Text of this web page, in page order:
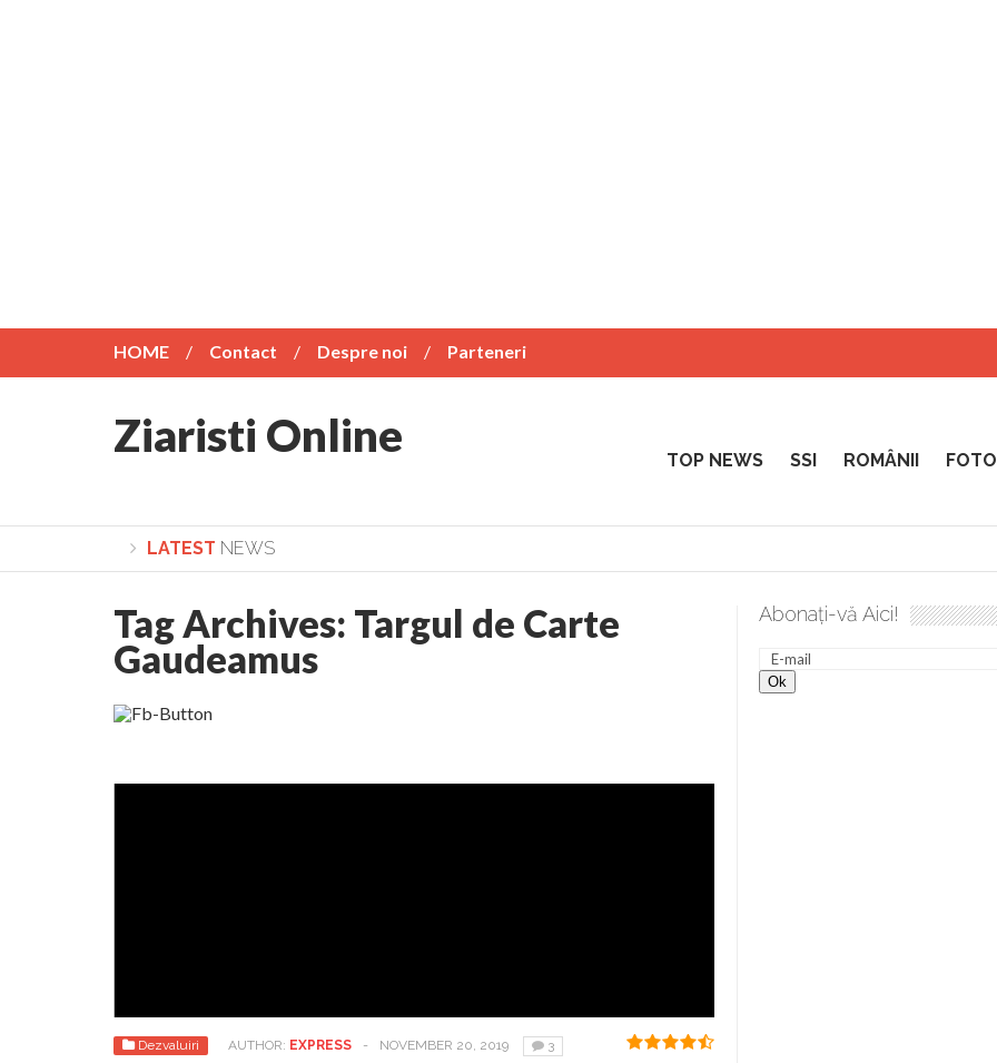
HOME Contact Despre noi Parteneri
Ziaristi Online TOP NEWS SSI ROMÂNII
LATEST NEWS
Lepădarea de sine și urmarea lui Hristos. Calea spre desăvârșire. Gând de duminică de Elena Solunca Moise
Tag Archives: Targul de Carte
Gaudeamus
Dezvaluiri AUTHOR: EXPRESS - NOVEMBER 20, 2019 3
Abonați-vă Aici!